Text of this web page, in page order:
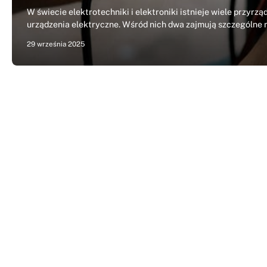
W świecie elektrotechniki i elektroniki istnieje wiele
urządzenia elektryczne. Wśród nich dwa zajmują szczególne
29 września 2025